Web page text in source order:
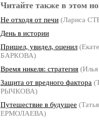
Читайте также в этом
Не отходя от печи (Лариса
День в истории
Пришел, увидел, оценил
БАРКОВА)
Время никеля: стратегия
Защита от вредного фактора
РЫЧКОВА)
Путешествие в будущее
ЕРМОЛАЕВА)